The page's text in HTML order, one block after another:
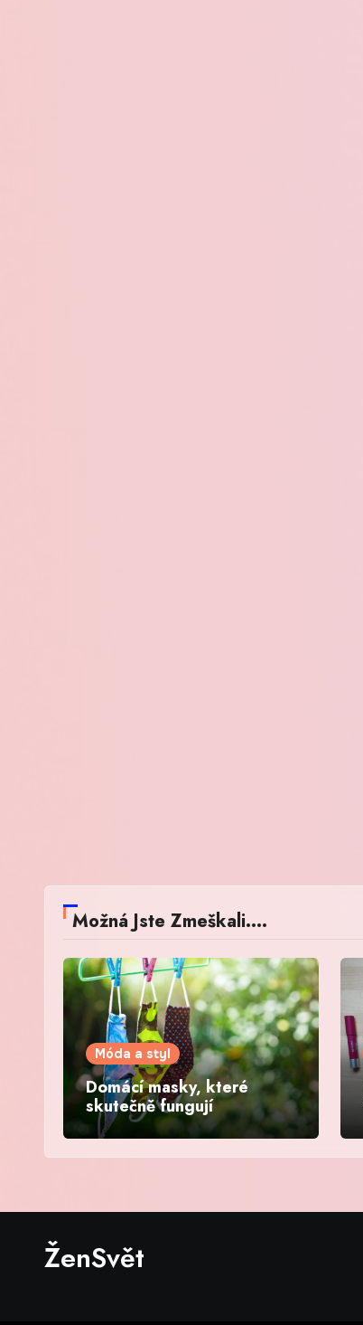
Možná Jste Zmeškali....
Móda a styl
Domácí masky, které
skutečně fungují
ŽenSvět